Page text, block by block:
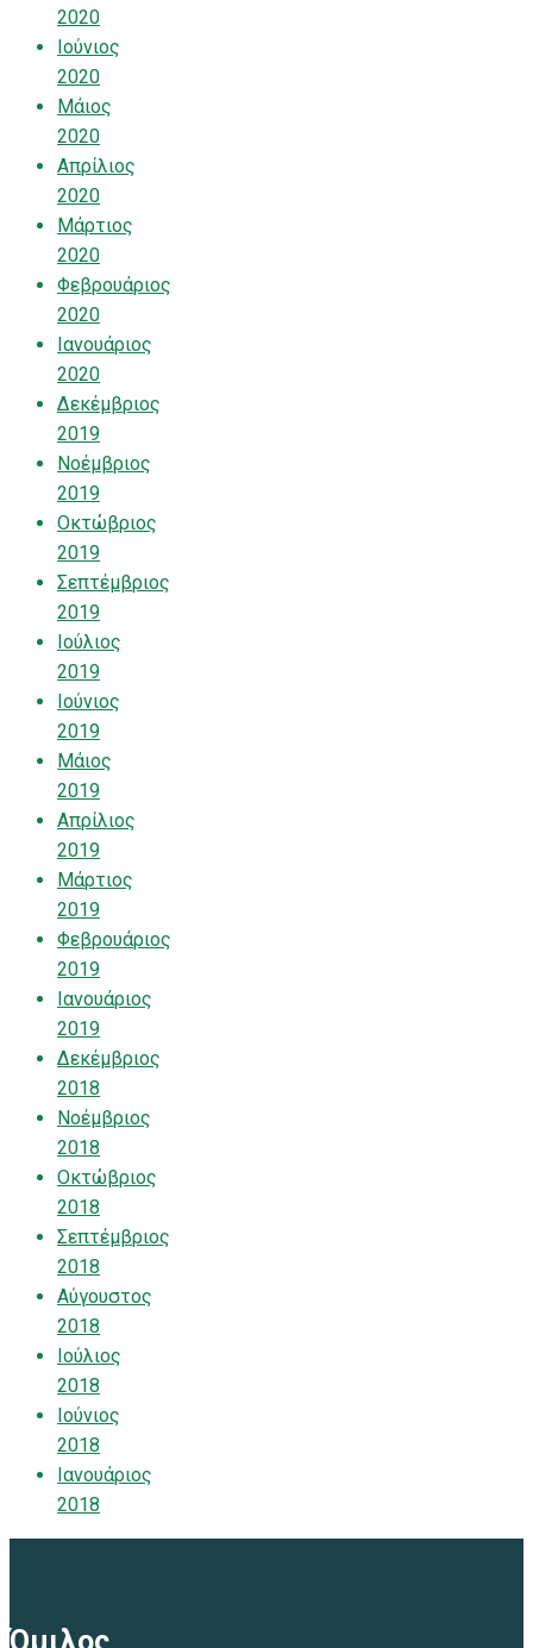
2020
Ιούνιος
2020
Μάιος
2020
Απρίλιος
2020
Μάρτιος
2020
Φεβρουάριος
2020
Ιανουάριος
2020
Δεκέμβριος
2019
Νοέμβριος
2019
Οκτώβριος
2019
Σεπτέμβριος
2019
Ιούλιος
2019
Ιούνιος
2019
Μάιος
2019
Απρίλιος
2019
Μάρτιος
2019
Φεβρουάριος
2019
Ιανουάριος
2019
Δεκέμβριος
2018
Νοέμβριος
2018
Οκτώβριος
2018
Σεπτέμβριος
2018
Αύγουστος
2018
Ιούλιος
2018
Ιούνιος
2018
Ιανουάριος
2018